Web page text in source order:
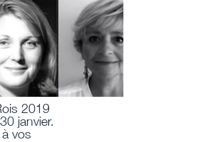
2019
janvier.
vos